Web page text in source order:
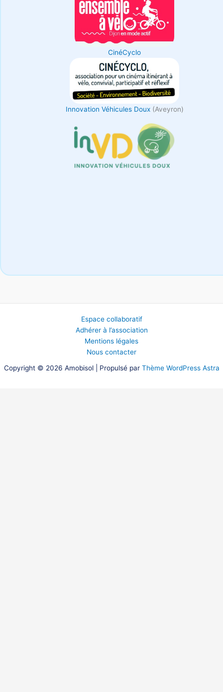
CinéCyclo
Innovation Véhicules Doux(Aveyron)
Espace collaboratif
Adhérer à l’association
Mentions légales
Nous contacter
Copyright © 2026 Amobisol | Propulsé par Thème WordPress Astra